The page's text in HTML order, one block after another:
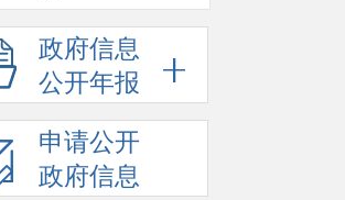
政府信息
公开年报
申请公开
政府信息